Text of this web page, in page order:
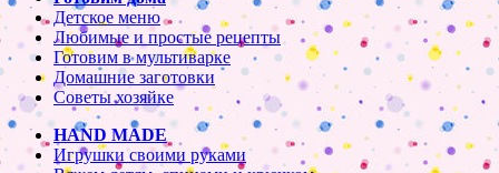
Детское меню
Любимые и простые рецепты
Готовим в мультиварке
Домашние заготовки
Советы хозяйке
HAND MADE
Игрушки своими руками